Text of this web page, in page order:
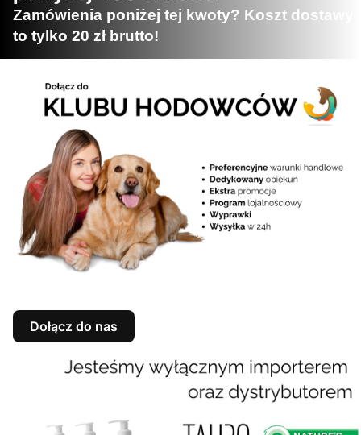
Zamówienia poniżej tej kwoty? Koszt dostawy
to tylko 20 zł brutto!
Dołącz do nas